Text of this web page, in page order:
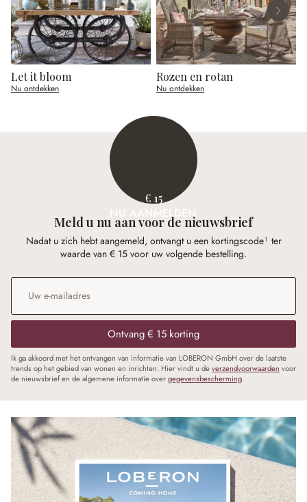
Let it bloom
Nu ontdekken
Rozen en rotan
Nu ontdekken
€ 15
NU AANMELDEN
Meld u nu aan voor de nieuwsbrief
Nadat u zich hebt aangemeld, ontvangt u een kortingscode¹ ter
waarde van € 15 voor uw volgende bestelling.
E-mailadres
Ontvang € 15 korting
Ik ga akkoord met het ontvangen van informatie van LOBERON GmbH over de laatste
trends op het gebied van wonen en inrichten. Hier vindt u deverzendvoorwaarden voor
de nieuwsbrief en de algemene informatie overgegevensbescherming.